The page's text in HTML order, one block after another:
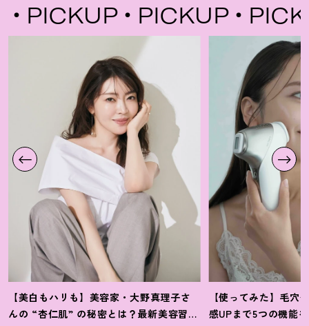
PICKUP PICKUP
【美白もハリも】美容家・大野真理子さ
んの “杏仁肌” の秘密とは ？ 最新美容習慣
【使ってみた】毛穴
感UPまで5つの機能